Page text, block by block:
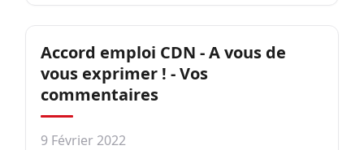
Accord emploi CDN - A vous de
vous exprimer ! - Vos
commentaires
9 Février 2022